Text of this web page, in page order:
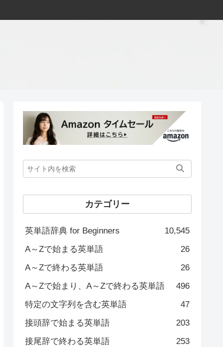
カテゴリー
英単語辞典 for Beginners
10,545
A～Zで始まる英単語
26
A～Zで終わる英単語
26
A～Zで始まり、A～Zで終わる英単語
496
特定の文字列を含む英単語
47
接頭辞で始まる英単語
203
接尾辞で終わる英単語
253